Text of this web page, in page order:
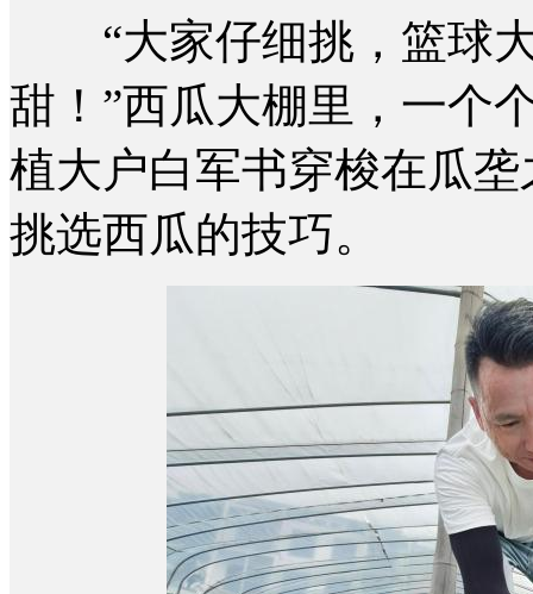
“大家仔细挑，篮球大
甜！”西瓜大棚里，一个
植大户白军书穿梭在瓜
挑选西瓜的技巧。